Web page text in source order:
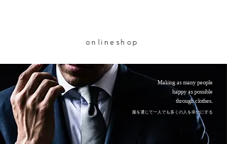
onlineshop
Making as many people
happy as possible
through clothes.
服を通じて一人でも多くの人を幸せにする